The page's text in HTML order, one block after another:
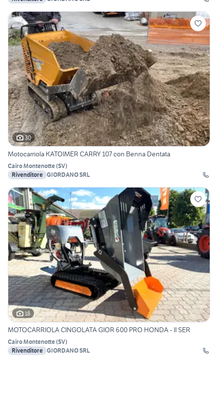
30
Motocarriola KATOIMER CARRY 107 con Benna Dentata
Cairo Montenotte(SV)
Rivenditore GIORDANO SRL
18
MOTOCARRIOLA CINGOLATA GIOR 600 PRO HONDA - II SER
Cairo Montenotte(SV)
Rivenditore GIORDANO SRL